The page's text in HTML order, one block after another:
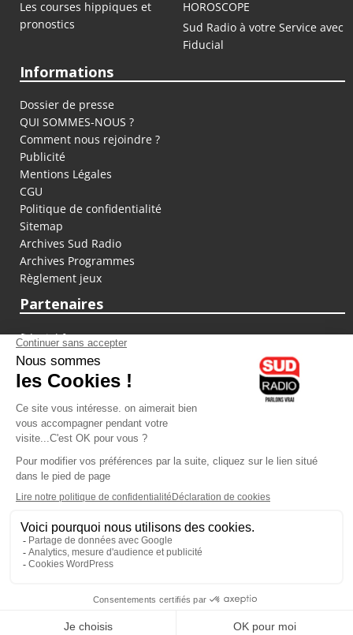
Les courses hippiques et
pronostics
HOROSCOPE
Sud Radio à votre Service avec
Fiducial
Informations
Dossier de presse
QUI SOMMES-NOUS ?
Comment nous rejoindre ?
Publicité
Mentions Légales
CGU
Politique de confidentialité
Sitemap
Archives Sud Radio
Archives Programmes
Règlement jeux
Partenaires
fiducial.fr
lyoncapitale.fr
olympique-et-lyonnais.com
L'application Iphone / Android
Téléchargez l'application
Les cookies
Gestion des cookies
Crédit photos : ©Sud Radio / Pierre Olivier
Noémie Halioua
Jacques Pessis
Les clefs d'une vie